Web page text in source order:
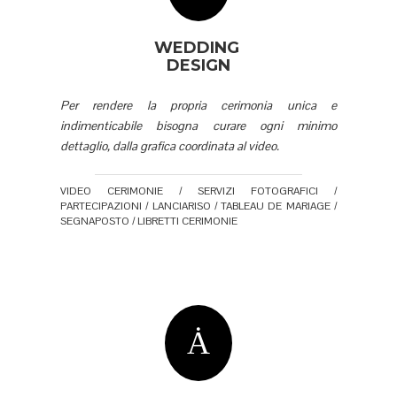
WEDDING
DESIGN
Per rendere la propria cerimonia unica e
indimenticabile bisogna curare ogni minimo
dettaglio, dalla grafica coordinata al video.
VIDEO CERIMONIE / SERVIZI FOTOGRAFICI /
PARTECIPAZIONI / LANCIARISO / TABLEAU DE MARIAGE /
SEGNAPOSTO / LIBRETTI CERIMONIE